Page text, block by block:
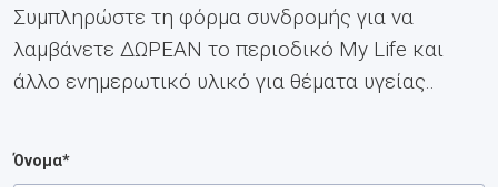
Συμπληρώστε τη φόρμα συνδρομής για να
λαμβάνετε ΔΩΡΕΑΝ το περιοδικό My Life και
άλλο ενημερωτικό υλικό για θέματα υγείας..
Όνομα*